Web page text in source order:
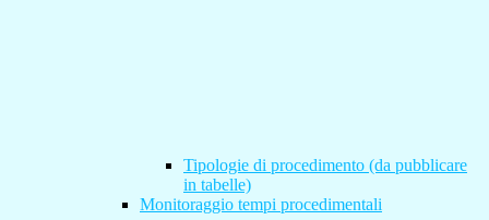
Tipologie di procedimento (da pubblicare
in tabelle)
Monitoraggio tempi procedimentali